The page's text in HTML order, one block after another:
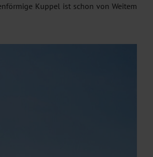
Kuppel ist schon von Weitem